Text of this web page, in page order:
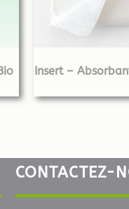
Insert –
CONTACTEZ-